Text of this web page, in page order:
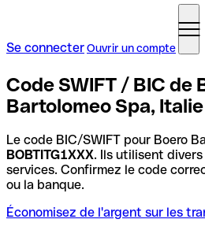
Se connecterOuvrir un compte
Code SWIFT / BIC de
Bartolomeo Spa, Italie
Le code BIC/SWIFT pour Boero
BOBTITG1XXX. Ils utilisent
services. Confirmez le code
ou la banque.
Économisez de l'argent sur les